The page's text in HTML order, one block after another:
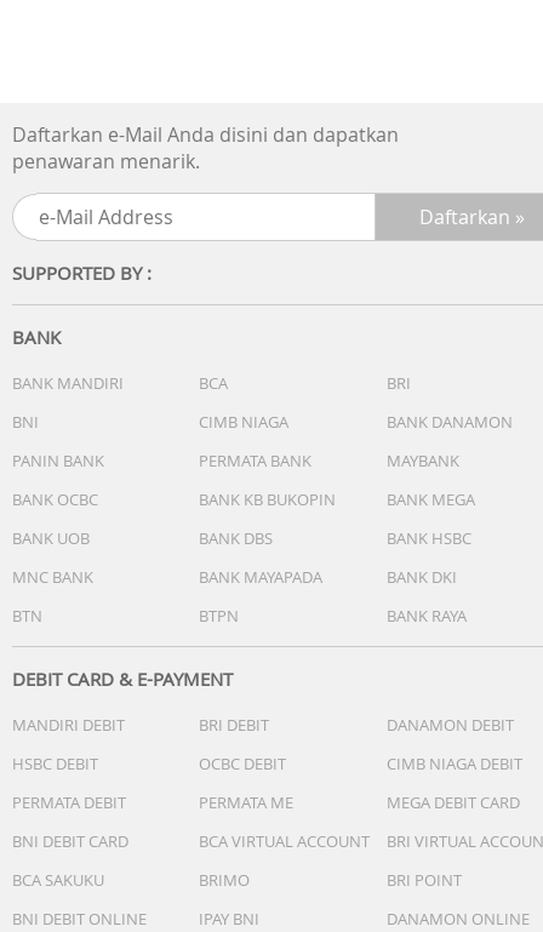
Include ; Box, Jam Tangan, Kartu Garansi, Manual
Daftarkan e-Mail Anda disini dan dapatkan
penawaran menarik.
SUPPORTED BY :
BANK
BANK MANDIRI BCA
BRI
BNI
CIMB NIAGA
BANK DANAMON
PANIN BANK
PERMATA BANK
MAYBANK
BANK OCBC
BANK KB BUKOPIN
BANK MEGA
BANK UOB
BANK DBS
BANK HSBC
MNC BANK
BANK MAYAPADA
BANK DKI
BTN
BTPN BANK RAYA
DEBIT CARD & E-PAYMENT
MANDIRI DEBIT BRI DEBIT
DANAMON DEBIT
HSBC DEBIT
OCBC DEBIT
CIMB NIAGA DEBIT
PERMATA DEBIT
PERMATA ME
MEGA DEBIT CARD
BNI DEBIT CARD
BCA VIRTUAL ACCOUNT
BRI VIRTUAL
BCA SAKUKU
BRIMO
BRI POINT
BNI DEBIT ONLINE
IPAY BNI
DANAMON ONLINE